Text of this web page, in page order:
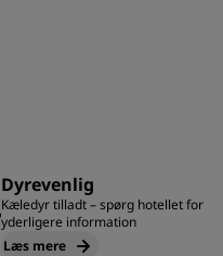
Dyrevenlig
Kæledyr tilladt – spørg hotellet for
yderligere information
Læs mere